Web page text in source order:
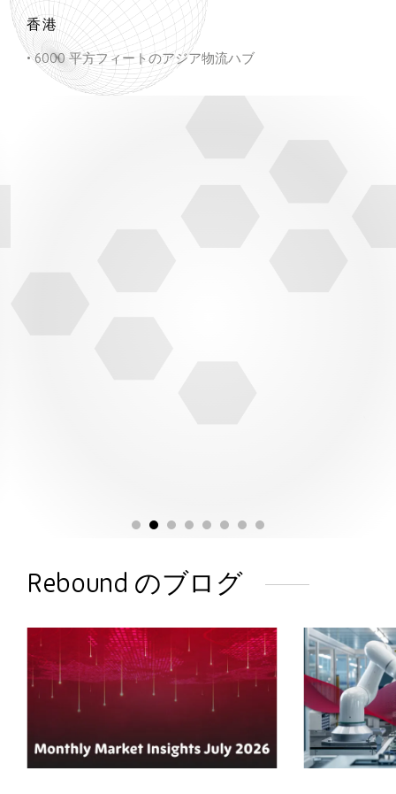
香港
• 6000 平方フィートのアジア物流ハブ
Rebound のブログ